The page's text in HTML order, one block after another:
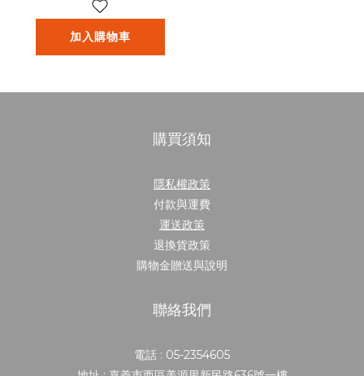
加入購物車
購買須知
隱私權政策
付款與運費
運送政策
退換貨政策
購物金贈送與說明
聯絡我們
電話 : 05-2354605